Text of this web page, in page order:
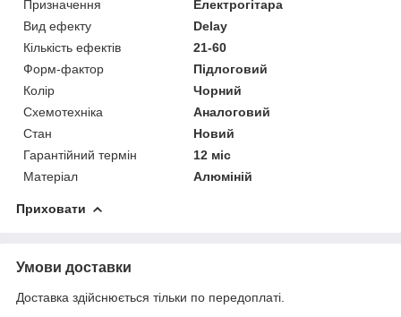
Призначення
Електрогітара
Вид ефекту
Delay
Кількість ефектів
21-60
Форм-фактор
Підлоговий
Колір
Чорний
Схемотехніка
Аналоговий
Стан
Новий
Гарантійний термін
12 міс
Матеріал
Алюміній
Приховати
Умови доставки
Доставка здійснюється тільки по передоплаті.